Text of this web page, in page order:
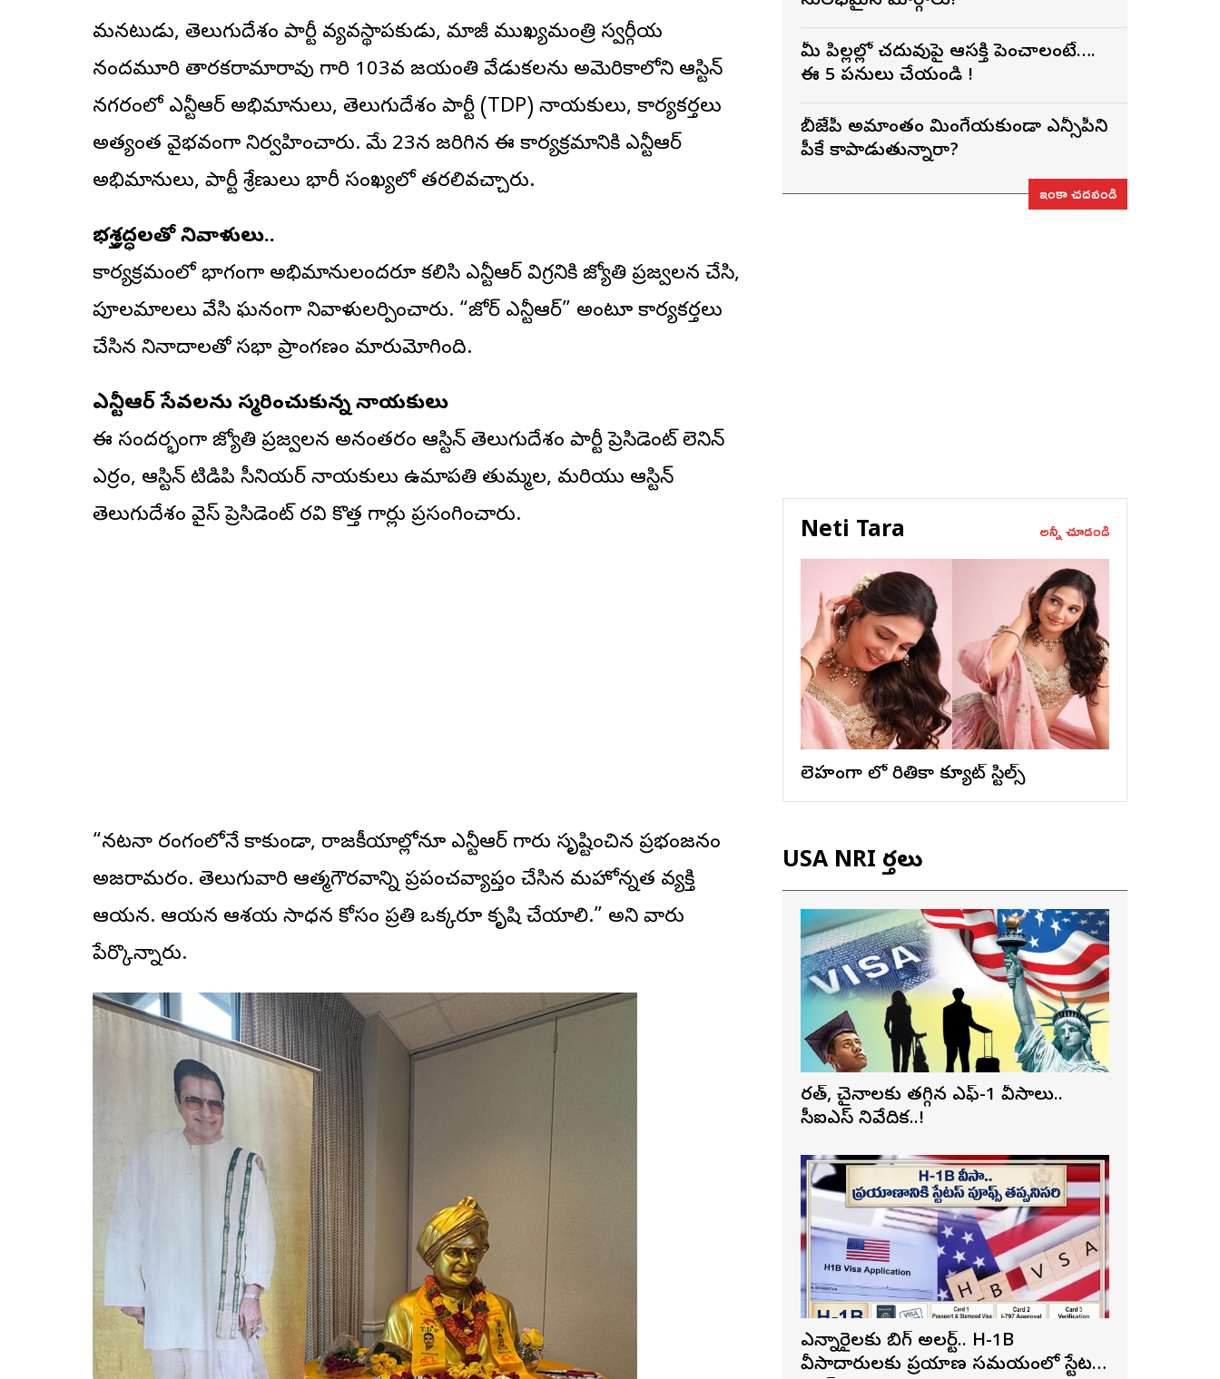
మహానటుడు, తెలుగుదేశం పార్టీ వ్యవస్థాపకుడు, మాజీ ముఖ్యమంత్రి స్వర్గీయ
నందమూరి తారకరామారావు గారి 103వ జయంతి వేడుకలను అమెరికాలోని ఆస్టిన్
నగరంలో ఎన్టీఆర్ అభిమానులు, తెలుగుదేశం పార్టీ (TDP) నాయకులు, కార్యకర్తలు
అత్యంత వైభవంగా నిర్వహించారు. మే 23న జరిగిన ఈ కార్యక్రమానికి ఎన్టీఆర్
అభిమానులు, పార్టీ శ్రేణులు భారీ సంఖ్యలో తరలివచ్చారు.
భక్తిశ్రద్ధలతో నివాళులు..
కార్యక్రమంలో భాగంగా అభిమానులందరూ కలిసి ఎన్టీఆర్ విగ్రహానికి జ్యోతి ప్రజ్వలన చేసి,
పూలమాలలు వేసి ఘనంగా నివాళులర్పించారు. “జోహార్ ఎన్టీఆర్” అంటూ కార్యకర్తలు
చేసిన నినాదాలతో సభా ప్రాంగణం మారుమోగింది.
ఎన్టీఆర్ సేవలను స్మరించుకున్న నాయకులు
ఈ సందర్భంగా జ్యోతి ప్రజ్వలన అనంతరం ఆస్టిన్ తెలుగుదేశం పార్టీ ప్రెసిడెంట్ లెనిన్
ఎర్రం, ఆస్టిన్‌ టిడిపి సీనియర్ నాయకులు ఉమాపతి తుమ్మల, మరియు ఆస్టిన్
తెలుగుదేశం వైస్ ప్రెసిడెంట్ రవి కొత్త గార్లు ప్రసంగించారు.
“నటనా రంగంలోనే కాకుండా, రాజకీయాల్లోనూ ఎన్టీఆర్ గారు సృష్టించిన ప్రభంజనం
అజరామరం. తెలుగువారి ఆత్మగౌరవాన్ని ప్రపంచవ్యాప్తం చేసిన మహోన్నత వ్యక్తి
ఆయన. ఆయన ఆశయ సాధన కోసం ప్రతి ఒక్కరూ కృషి చేయాలి.” అని వారు
పేర్కొన్నారు.
మీ పిల్లల్లో చదువుపై ఆసక్తి పెంచాలంటే….
ఈ 5 పనులు చేయండి !
బీజేపీ అమాంతం మింగేయకుండా ఎన్సీపీని
పీకే కాపాడుతున్నారా?
ఇంకా చదవండి
Neti Tara అన్నీ చూడండి
లెహంగా లో రితికా క్యూట్ స్టిల్స్
USA NRI వార్తలు
భారత్, చైనాలకు తగ్గిన ఎఫ్-1 వీసాలు..
సీఐఎస్ నివేదిక..!
ఎన్నారైలకు బిగ్ అలర్ట్.. H-1B
వీసాదారులకు ప్రయాణ సమయంలో స్టేటస్